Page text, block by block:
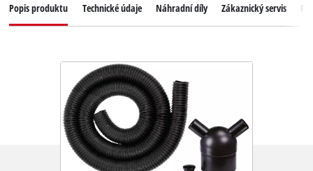
Popis produktu Technické údaje Náhradní díly Zákaznický servis